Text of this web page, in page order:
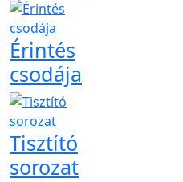
Érintés
csodája
Tisztító
sorozat